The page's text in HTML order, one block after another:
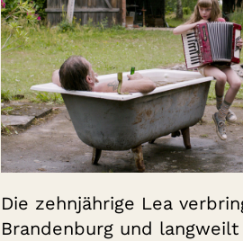
Die zehnjährige Lea
Brandenburg und